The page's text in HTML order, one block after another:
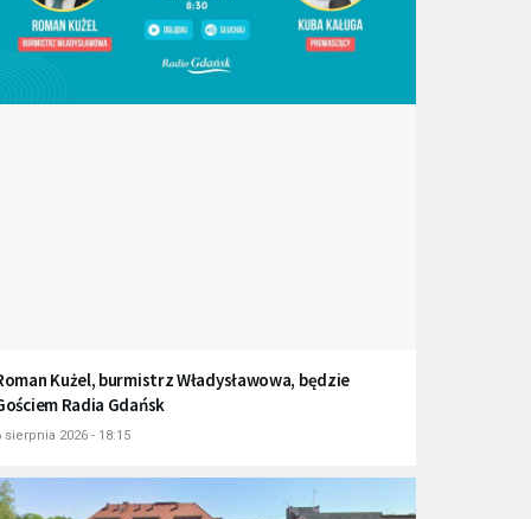
Kużel, burmistrz Władysławowa, będzie
Radia Gdańsk
sierpnia 2026 - 18:15